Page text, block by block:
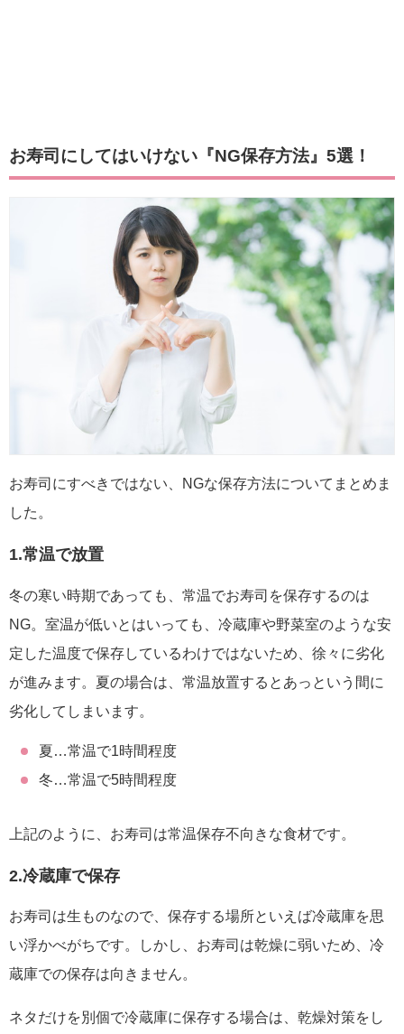
お寿司にしてはいけない『NG保存方法』5選！
お寿司にすべきではない、NGな保存方法についてまとめま
した。
1.常温で放置
冬の寒い時期であっても、常温でお寿司を保存するのは
NG。室温が低いとはいっても、冷蔵庫や野菜室のような安
定した温度で保存しているわけではないため、徐々に劣化
が進みます。夏の場合は、常温放置するとあっという間に
劣化してしまいます。
夏…常温で1時間程度
冬…常温で5時間程度
上記のように、お寿司は常温保存不向きな食材です。
2.冷蔵庫で保存
お寿司は生ものなので、保存する場所といえば冷蔵庫を思
い浮かべがちです。しかし、お寿司は乾燥に弱いため、冷
蔵庫での保存は向きません。
ネタだけを別個で冷蔵庫に保存する場合は、乾燥対策をし